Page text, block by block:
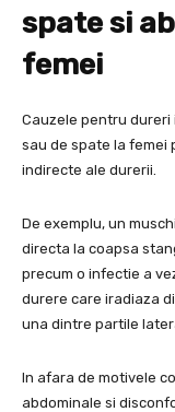
spate si
femei
Cauzele pentru
sau de spate la femei
indirecte ale durerii.
De exemplu, un
directa la coapsa
precum o infectie a
durere care iradiaza
una dintre partile
In afara de motivele
abdominale si